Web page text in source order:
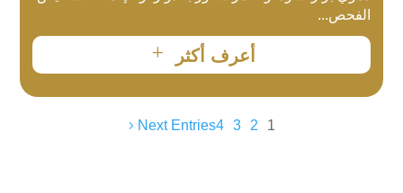
الفحص...
أعرف أكثر L
1
2
3
4
Next Entries